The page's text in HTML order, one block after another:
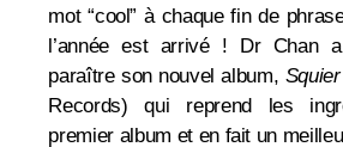
mot “cool” à chaque fin de
l’année est arrivé ! Dr Chan
paraître son nouvel album, Squier
Records) qui reprend les
premier album et en fait un